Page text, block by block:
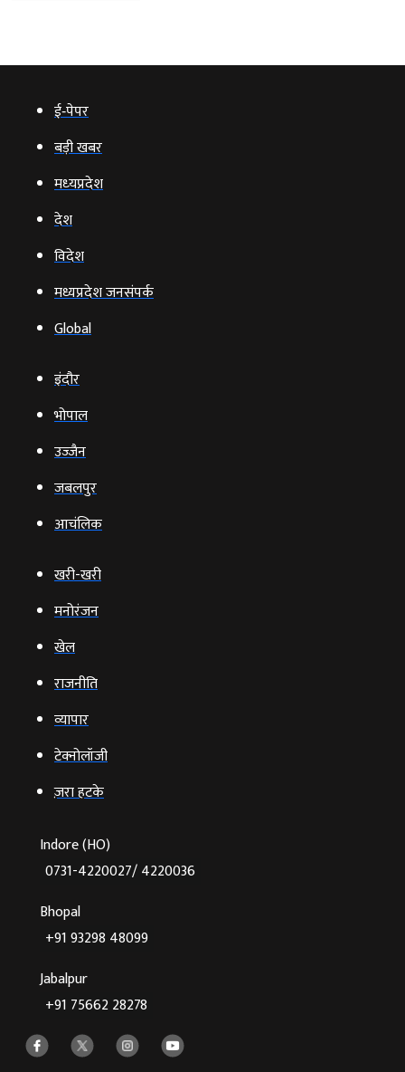
ई‑पेपर
बड़ी खबर
मध्‍यप्रदेश
देश
विदेश
मध्यप्रदेश जनसंपर्क
Global
इंदौर
भोपाल
उज्‍जैन
जबलपुर
आचंलिक
खरी-खरी
मनोरंजन
खेल
राजनीति
व्‍यापार
टेक्‍नोलॉजी
ज़रा हटके
Indore (HO)
0731-4220027/ 4220036
Bhopal
+91 93298 48099
Jabalpur
+91 75662 28278